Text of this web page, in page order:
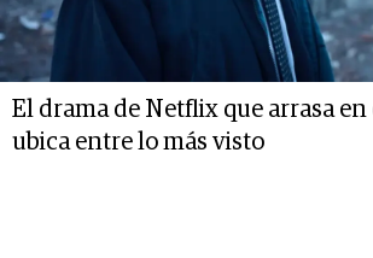
El drama de Netflix que arrasa en
ubica entre lo más visto